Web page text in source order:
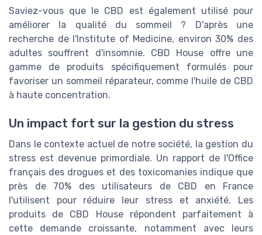
Saviez-vous que le CBD est également utilisé pour
améliorer la qualité du sommeil ? D'après une
recherche de l'Institute of Medicine, environ 30% des
adultes souffrent d'insomnie. CBD House offre une
gamme de produits spécifiquement formulés pour
favoriser un sommeil réparateur, comme l'huile de CBD
à haute concentration.
Un impact fort sur la gestion du stress
Dans le contexte actuel de notre société, la gestion du
stress est devenue primordiale. Un rapport de l'Office
français des drogues et des toxicomanies indique que
près de 70% des utilisateurs de CBD en France
l'utilisent pour réduire leur stress et anxiété. Les
produits de CBD House répondent parfaitement à
cette demande croissante, notamment avec leurs